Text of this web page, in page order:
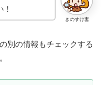
きのすけ妻
別の情報もチェックする